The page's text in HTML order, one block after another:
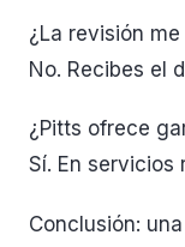
¿La revisión
No. Recibes el
¿Pitts ofrece
Sí. En servicios
Conclusión: